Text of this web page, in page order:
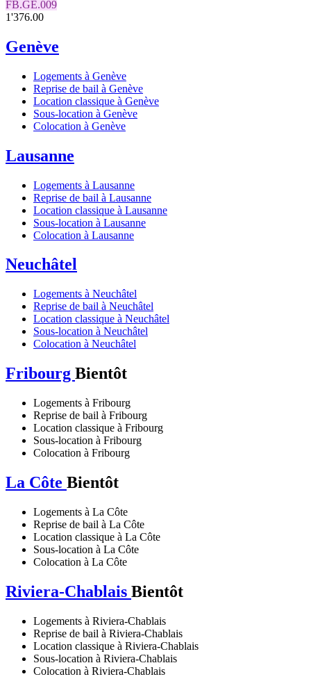
FB.GE.009
1'376.00
Genève
Logements à Genève
Reprise de bail à Genève
Location classique à Genève
Sous-location à Genève
Colocation à Genève
Lausanne
Logements à Lausanne
Reprise de bail à Lausanne
Location classique à Lausanne
Sous-location à Lausanne
Colocation à Lausanne
Neuchâtel
Logements à Neuchâtel
Reprise de bail à Neuchâtel
Location classique à Neuchâtel
Sous-location à Neuchâtel
Colocation à Neuchâtel
Fribourg Bientôt
Logements à Fribourg
Reprise de bail à Fribourg
Location classique à Fribourg
Sous-location à Fribourg
Colocation à Fribourg
La Côte Bientôt
Logements à La Côte
Reprise de bail à La Côte
Location classique à La Côte
Sous-location à La Côte
Colocation à La Côte
Riviera-Chablais Bientôt
Logements à Riviera-Chablais
Reprise de bail à Riviera-Chablais
Location classique à Riviera-Chablais
Sous-location à Riviera-Chablais
Colocation à Riviera-Chablais